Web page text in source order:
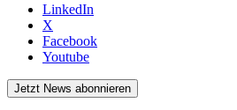
LinkedIn
X
Facebook
Youtube
Jetzt News abonnieren